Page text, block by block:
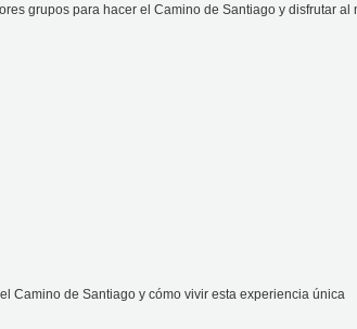
grupos para hacer el Camino de Santiago y disfrutar al
Camino de Santiago y cómo vivir esta experiencia única